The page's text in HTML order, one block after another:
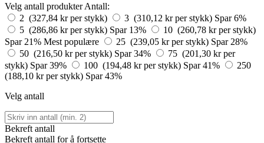
Velg antall produkter Antall:
2 (327,84 kr per stykk)
3 (310,12 kr per stykk) Spar 6%
5 (286,86 kr per stykk) Spar 13%
10 (260,78 kr per stykk)
Spar 21% Mest populære 25 (239,05 kr per stykk) Spar 28%
50 (216,50 kr per stykk) Spar 34%
75 (201,30 kr per
stykk) Spar 39% 100 (194,48 kr per stykk) Spar 41%
250
(188,10 kr per stykk) Spar 43%
Velg antall
Bekreft antall
Bekreft antall for å fortsette